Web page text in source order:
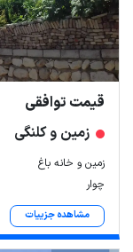
| Map data © ariamarz.com
قیمت توافقی
زمین و کلنگی
زمین و خانه باغ
چوار
مشاهده جزییات